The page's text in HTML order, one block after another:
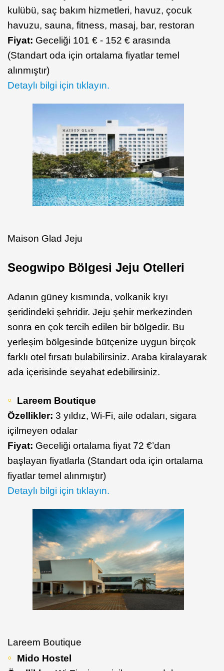
kulübü, saç bakım hizmetleri, havuz, çocuk
havuzu, sauna, fitness, masaj, bar, restoran
Fiyat: Geceliği 101 € - 152 € arasında
(Standart oda için ortalama fiyatlar temel
alınmıştır)
Detaylı bilgi için tıklayın.
Maison Glad Jeju
Seogwipo Bölgesi Jeju Otelleri
Adanın güney kısmında, volkanik kıyı
şeridindeki şehridir. Jeju şehir merkezinden
sonra en çok tercih edilen bir bölgedir. Bu
yerleşim bölgesinde bütçenize uygun birçok
farklı otel fırsatı bulabilirsiniz. Araba kiralayarak
ada içerisinde seyahat edebilirsiniz.
Lareem Boutique
Özellikler: 3 yıldız, Wi-Fi, aile odaları, sigara
içilmeyen odalar
Fiyat: Geceliği ortalama fiyat 72 €’dan
başlayan fiyatlarla (Standart oda için ortalama
fiyatlar temel alınmıştır)
Detaylı bilgi için tıklayın.
Lareem Boutique
Mido Hostel